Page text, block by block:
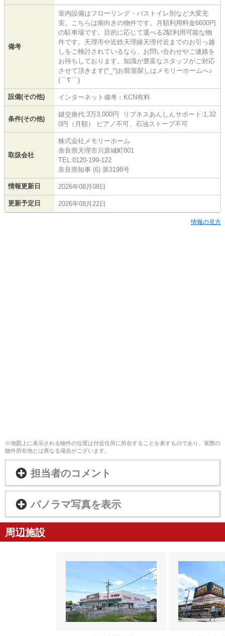
備考
室内設備はフローリング・バストイレ別など大変充
実。こちらは南向きの物件です。月額利用料金6600円
の駐車場です。目的に応じて選べる2駅利用可能な物
件です。天理市や近鉄天理線天理付近までのお引っ越
しをご検討されているなら、お問い合わせやご連絡を
お待ちしております。知識が豊富なスタッフがご対応
させて頂きます(^_^)お部屋探しはメモリーホームへ♪
(⌒∇⌒)
設備(その他) インターネット備考：KCN有料
条件(その他)
鍵交換代:3万3,000円 リブネスあんしんサポート:1,32
0円（月額） ピアノ不可、石油ストーブ不可
取扱会社
株式会社メモリーホーム
奈良県天理市川原城町801
TEL:0120-199-122
奈良県知事 (6) 第3198号
情報更新日 2026年08月08日
更新予定日 2026年08月22日
情報の見方
※地図上に表示される物件の位置は付近住所に所在することを表すものであり、実際の
物件所在地とは異なる場合がございます。
担当者のコメント
パノラマ写真を表示
周辺施設